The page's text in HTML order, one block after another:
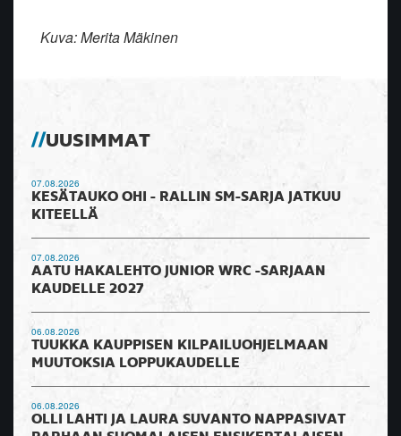
Kuva: Merita Mäkinen
UUSIMMAT
07.08.2026
KESÄTAUKO OHI - RALLIN SM-SARJA JATKUU
KITEELLÄ
07.08.2026
AATU HAKALEHTO JUNIOR WRC -SARJAAN
KAUDELLE 2027
06.08.2026
TUUKKA KAUPPISEN KILPAILUOHJELMAAN
MUUTOKSIA LOPPUKAUDELLE
06.08.2026
OLLI LAHTI JA LAURA SUVANTO NAPPASIVAT